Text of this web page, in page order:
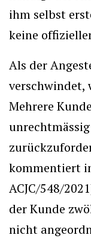
ihm selbst
keine
Als der
verschwindet,
Mehrere
kommentiert
ACJC/548/
der Kunde
nicht